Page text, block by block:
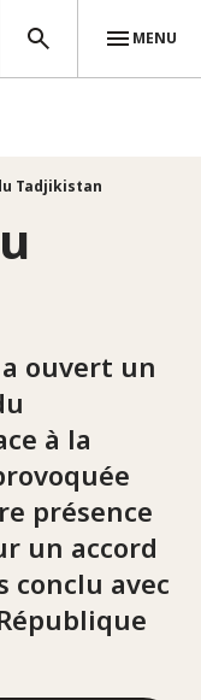
MENU
Tadjikistan
a ouvert un
à la
présence
un accord
conclu avec